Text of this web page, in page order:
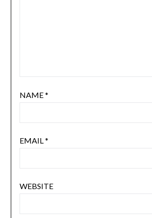
NAME*
EMAIL *
WEBSITE